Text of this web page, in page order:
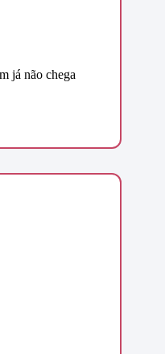
já não chega